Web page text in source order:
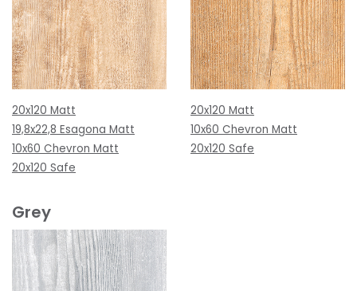
20x120 Matt
19,8x22,8 Esagona Matt
10x60 Chevron Matt
20x120 Safe
20x120 Matt
10x60 Chevron Matt
20x120 Safe
Grey